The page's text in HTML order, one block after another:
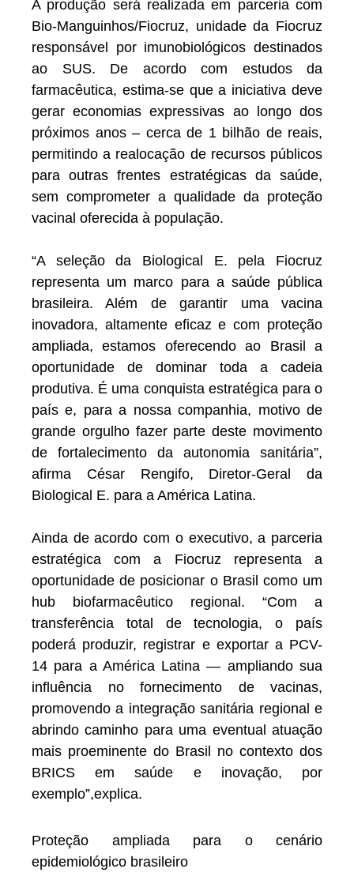
A produção será realizada em parceria com
Bio-Manguinhos/Fiocruz, unidade da Fiocruz
responsável por imunobiológicos destinados
ao SUS. De acordo com estudos da
farmacêutica, estima-se que a iniciativa deve
gerar economias expressivas ao longo dos
próximos anos – cerca de 1 bilhão de reais,
permitindo a realocação de recursos públicos
para outras frentes estratégicas da saúde,
sem comprometer a qualidade da proteção
vacinal oferecida à população.
“A seleção da Biological E. pela Fiocruz
representa um marco para a saúde pública
brasileira. Além de garantir uma vacina
inovadora, altamente eficaz e com proteção
ampliada, estamos oferecendo ao Brasil a
oportunidade de dominar toda a cadeia
produtiva. É uma conquista estratégica para o
país e, para a nossa companhia, motivo de
grande orgulho fazer parte deste movimento
de fortalecimento da autonomia sanitária”,
afirma César Rengifo, Diretor-Geral da
Biological E. para a América Latina.
Ainda de acordo com o executivo, a parceria
estratégica com a Fiocruz representa a
oportunidade de posicionar o Brasil como um
hub biofarmacêutico regional. “Com a
transferência total de tecnologia, o país
poderá produzir, registrar e exportar a PCV-
14 para a América Latina — ampliando sua
influência no fornecimento de vacinas,
promovendo a integração sanitária regional e
abrindo caminho para uma eventual atuação
mais proeminente do Brasil no contexto dos
BRICS em saúde e inovação, por
exemplo”,explica.
Proteção ampliada para o cenário
epidemiológico brasileiro